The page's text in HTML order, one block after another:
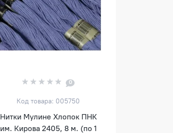
0
Код товара: 005750
Нитки Мулине Хлопок ПНК
им. Кирова 2405, 8 м. (по 1